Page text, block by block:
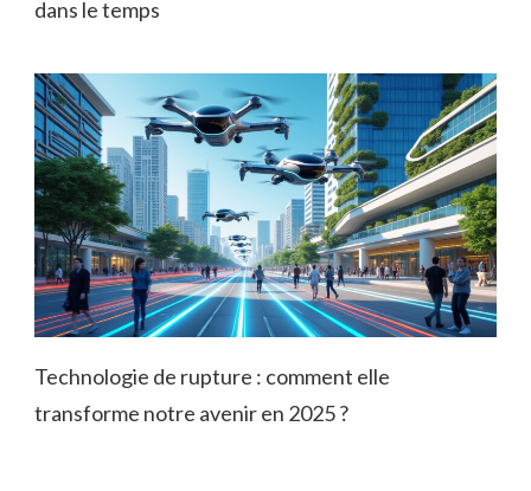
dans le temps
Technologie de rupture : comment elle
transforme notre avenir en 2025 ?